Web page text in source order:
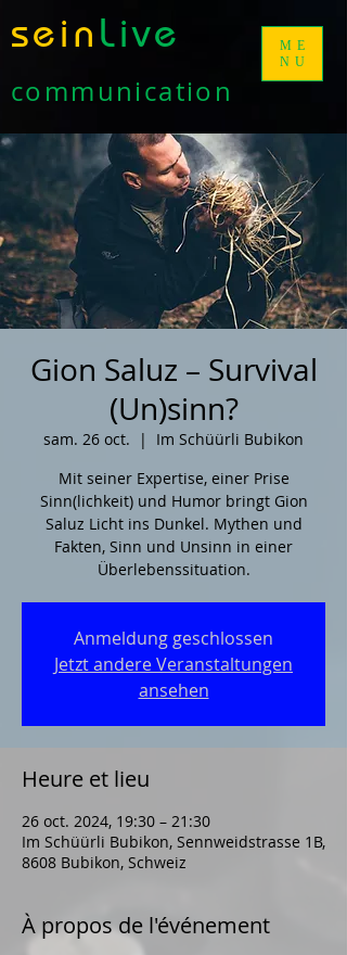
ME
NU
sein Live
communication
Gion Saluz – Survival
(Un)sinn?
sam. 26 oct.
  |
Im Schüürli Bubikon
Mit seiner Expertise, einer Prise
Sinn(lichkeit) und Humor bringt Gion
Saluz Licht ins Dunkel. Mythen und
Fakten, Sinn und Unsinn in einer
Überlebenssituation.
Anmeldung geschlossen
Jetzt andere Veranstaltungen
ansehen
Heure et lieu
26 oct. 2024, 19:30 – 21:30
Im Schüürli Bubikon, Sennweidstrasse 1B,
8608 Bubikon, Schweiz
À propos de l'événement